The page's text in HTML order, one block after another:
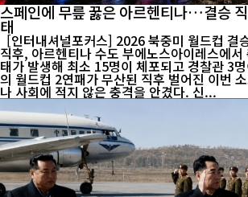
스페인에 무릎 꿇은 아르헨티나…결승
태
[인터내셔널포커스] 2026 북중미 월드컵 결
직후, 아르헨티나 수도 부에노스아이레스에
태가 발생해 최소 15명이 체포되고 경찰관 3
의 월드컵 2연패가 무산된 직후 벌어진 이번
나 사회에 적지 않은 충격을 안겼다. 신...